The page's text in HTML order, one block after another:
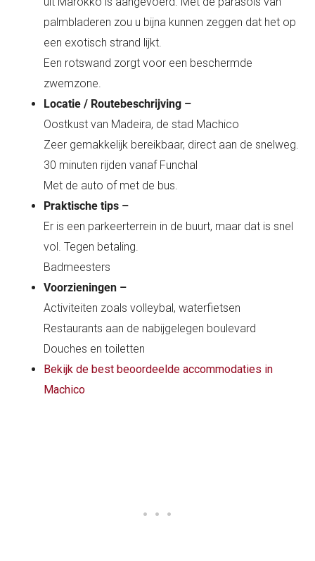
palmbladeren zou u bijna kunnen zeggen dat het op
een exotisch strand lijkt.
Een rotswand zorgt voor een beschermde
zwemzone.
Locatie / Routebeschrijving –
Oostkust van Madeira, de stad Machico
Zeer gemakkelijk bereikbaar, direct aan de snelweg.
30 minuten rijden vanaf Funchal
Met de auto of met de bus.
Praktische tips –
Er is een parkeerterrein in de buurt, maar dat is snel
vol. Tegen betaling.
Badmeesters
Voorzieningen –
Activiteiten zoals volleybal, waterfietsen
Restaurants aan de nabijgelegen boulevard
Douches en toiletten
Bekijk de best beoordeelde accommodaties in
Machico